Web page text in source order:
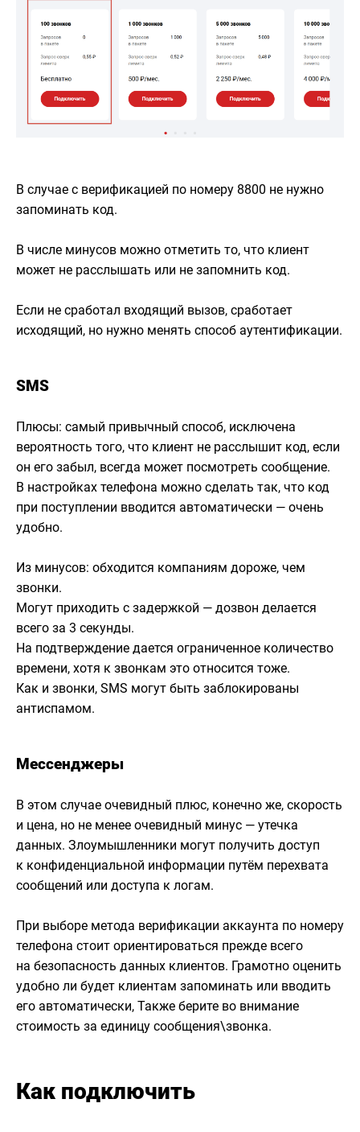
В случае с верификацией по номеру 8800 не нужно
запоминать код.
В числе минусов можно отметить то, что клиент
может не расслышать или не запомнить код.
Если не сработал входящий вызов, сработает
исходящий, но нужно менять способ аутентификации.
SMS
Плюсы: самый привычный способ, исключена
вероятность того, что клиент не расслышит код, если
он его забыл, всегда может посмотреть сообщение.
В настройках телефона можно сделать так, что код
при поступлении вводится автоматически — очень
удобно.
Из минусов: обходится компаниям дороже, чем
звонки.
Могут приходить с задержкой — дозвон делается
всего за 3 секунды.
На подтверждение дается ограниченное количество
времени, хотя к звонкам это относится тоже.
Как и звонки, SMS могут быть заблокированы
антиспамом.
Мессенджеры
В этом случае очевидный плюс, конечно же, скорость
и цена, но не менее очевидный минус — утечка
данных. Злоумышленники могут получить доступ
к конфиденциальной информации путём перехвата
сообщений или доступа к логам.
При выборе метода верификации аккаунта по номеру
телефона стоит ориентироваться прежде всего
на безопасность данных клиентов. Грамотно оценить
удобно ли будет клиентам запоминать или вводить
его автоматически, Также берите во внимание
стоимость за единицу сообщения\звонка.
Как подключить